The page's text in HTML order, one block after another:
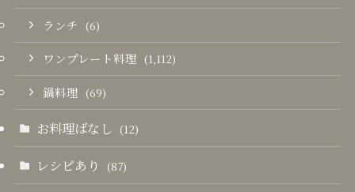
ランチ (6)
ワンプレート料理 (1,112)
鍋料理 (69)
お料理ばなし (12)
レシピあり (87)